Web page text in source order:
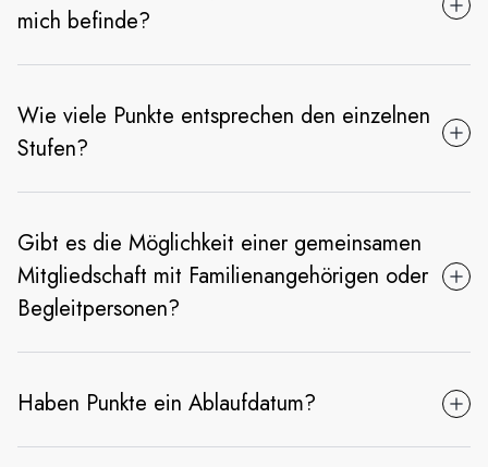
mich befinde?
Wie viele Punkte entsprechen den einzelnen
Stufen?
Gibt es die Möglichkeit einer gemeinsamen
Mitgliedschaft mit Familienangehörigen oder
Begleitpersonen?
Haben Punkte ein Ablaufdatum?